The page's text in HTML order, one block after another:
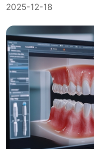
2025-12-18